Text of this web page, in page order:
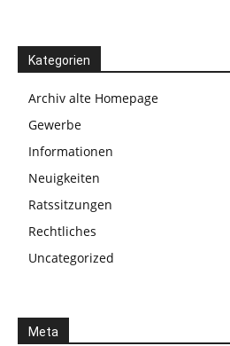
Kategorien
Archiv alte Homepage
Gewerbe
Informationen
Neuigkeiten
Ratssitzungen
Rechtliches
Uncategorized
Meta